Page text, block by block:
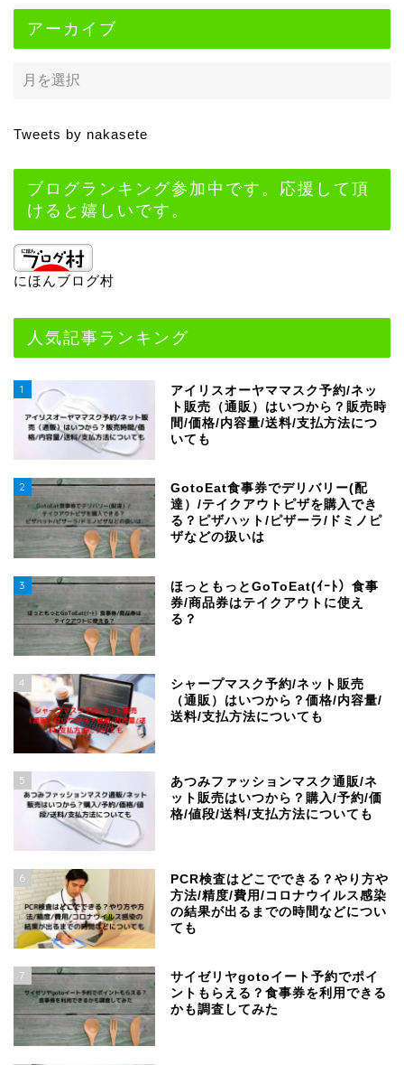
アーカイブ
Tweets by nakasete
ブログランキング参加中です。応援して頂
けると嬉しいです。
にほんブログ村
人気記事ランキング
1
アイリスオーヤママスク予約/ネッ
ト販売（通販）はいつから？販売時
間/価格/内容量/送料/支払方法につ
いても
2
GotoEat食事券でデリバリー(配
達）/テイクアウトピザを購入でき
る？ピザハット/ピザーラ/ドミノピ
ザなどの扱いは
3
ほっともっとGoToEat(ｲｰﾄ）食事
券/商品券はテイクアウトに使え
る？
4
シャープマスク予約/ネット販売
（通販）はいつから？価格/内容量/
送料/支払方法についても
5
あつみファッションマスク通販/ネ
ット販売はいつから？購入/予約/価
格/値段/送料/支払方法についても
6
PCR検査はどこでできる？やり方や
方法/精度/費用/コロナウイルス感染
の結果が出るまでの時間などについ
ても
7
サイゼリヤgotoイート予約でポイ
ントもらえる？食事券を利用できる
かも調査してみた